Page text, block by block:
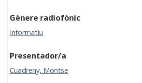
Gènere radiofònic
Informatiu
Presentador/a
Cuadreny, Montse